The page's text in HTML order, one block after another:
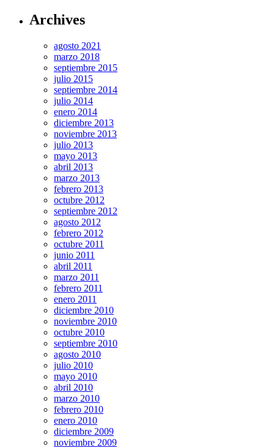
Archives
agosto 2021
marzo 2018
septiembre 2015
julio 2015
septiembre 2014
julio 2014
enero 2014
diciembre 2013
noviembre 2013
julio 2013
mayo 2013
abril 2013
marzo 2013
febrero 2013
octubre 2012
septiembre 2012
agosto 2012
febrero 2012
octubre 2011
junio 2011
abril 2011
marzo 2011
febrero 2011
enero 2011
diciembre 2010
noviembre 2010
octubre 2010
septiembre 2010
agosto 2010
julio 2010
mayo 2010
abril 2010
marzo 2010
febrero 2010
enero 2010
diciembre 2009
noviembre 2009